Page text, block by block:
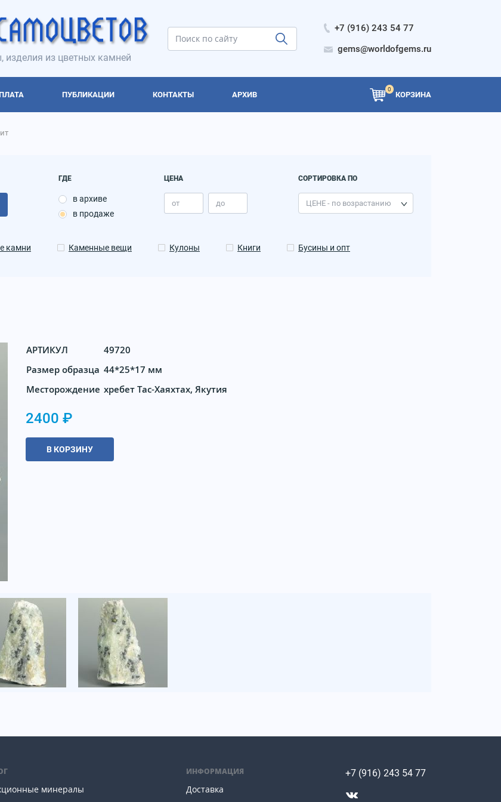
из цветных камней
+7 (916) 243 54 77
gems@worldofgems.ru
ПУБЛИКАЦИИ КОНТАКТЫ АРХИВ
0
КОРЗИНА
ГДЕ
в архиве
в продаже
ЦЕНА СОРТИРОВКА ПО
камни Каменные вещи Кулоны Книги Бусины и опт
АРТИКУЛ
49720
Размер образца 44*25*17 мм
Месторождение хребет Тас-Хаяхтах, Якутия
2400 ₽
В КОРЗИНУ
минералы
ИНФОРМАЦИЯ
Доставка
+7 (916) 243 54 77